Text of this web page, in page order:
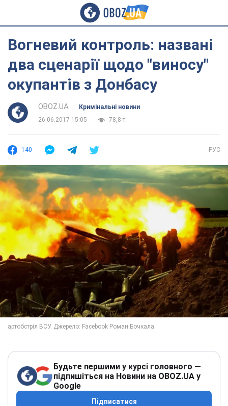
Вогневий контроль: названі
два сценарії щодо "виносу"
окупантів з Донбасу
OBOZ.UA
Кримінальні новини
26.06.2017 15:05
78,8 т.
140 РУС
Будьте першими у курсі головного —
підпишіться на Новини на OBOZ.UA у
Google
Підписатися